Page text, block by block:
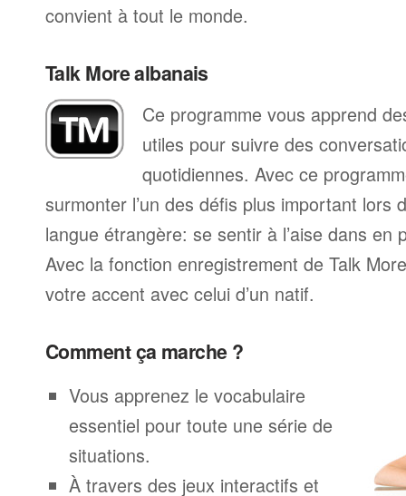
convient à tout le monde.
Talk More albanais
Ce programme vous apprend
utiles pour suivre des
quotidiennes. Avec ce
surmonter l’un des défis plus important lors
langue étrangère: se sentir à l’aise dans en
Avec la fonction enregistrement de Talk
votre accent avec celui d’un natif.
Comment ça marche ?
Vous apprenez le vocabulaire
essentiel pour toute une série de
situations.
À travers des jeux interactifs et